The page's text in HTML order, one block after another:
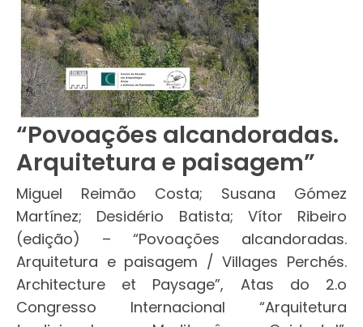
“Povoações alcandoradas.
Arquitetura e paisagem”
Miguel Reimão Costa; Susana Gómez
Martínez; Desidério Batista; Vítor Ribeiro
(edição) – “Povoações alcandoradas.
Arquitetura e paisagem / Villages Perchés.
Architecture et Paysage”, Atas do 2.o
Congresso Internacional “Arquitetura